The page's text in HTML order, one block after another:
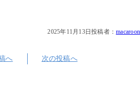
2025年11月13日投稿者：macaroon
へ 次の投稿へ